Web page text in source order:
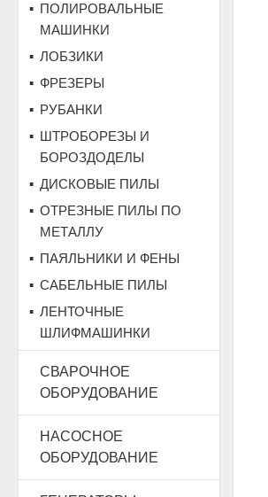
ПОЛИРОВАЛЬНЫЕ
МАШИНКИ
ЛОБЗИКИ
ФРЕЗЕРЫ
РУБАНКИ
ШТРОБОРЕЗЫ И
БОРОЗДОДЕЛЫ
ДИСКОВЫЕ ПИЛЫ
ОТРЕЗНЫЕ ПИЛЫ ПО
МЕТАЛЛУ
ПАЯЛЬНИКИ И ФЕНЫ
САБЕЛЬНЫЕ ПИЛЫ
ЛЕНТОЧНЫЕ
ШЛИФМАШИНКИ
СВАРОЧНОЕ
ОБОРУДОВАНИЕ
НАСОСНОЕ
ОБОРУДОВАНИЕ